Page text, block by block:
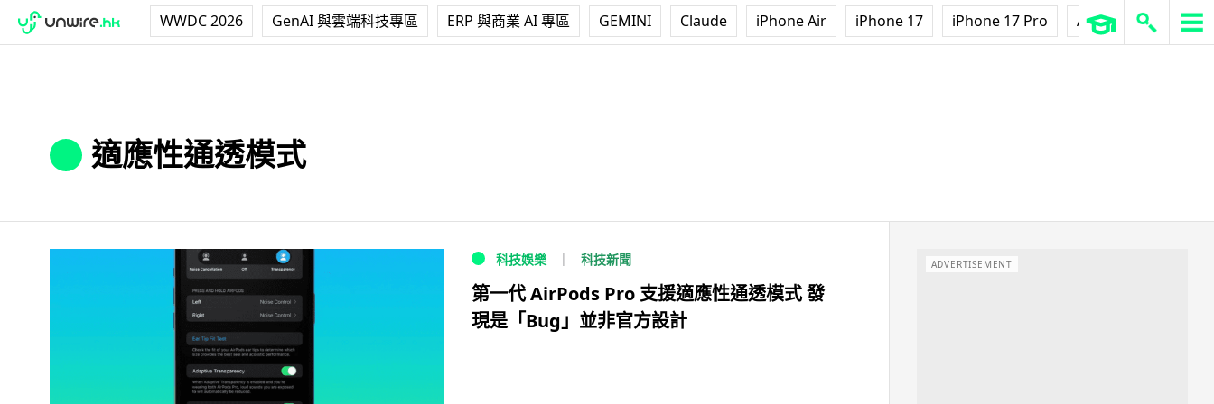
WWDC 2026 GenAI 與雲端科技專區 ERP 與商業 AI 專區 GEMINI Claude iPhone Air iPhone 17 iPhone 17 Pro AirPods Pro 3
適應性通透模式
科技娛樂 科技新聞
第一代 AirPods Pro 支援適應性通透模式 發
現是「Bug」並非官方設計
ADVERTISEMENT